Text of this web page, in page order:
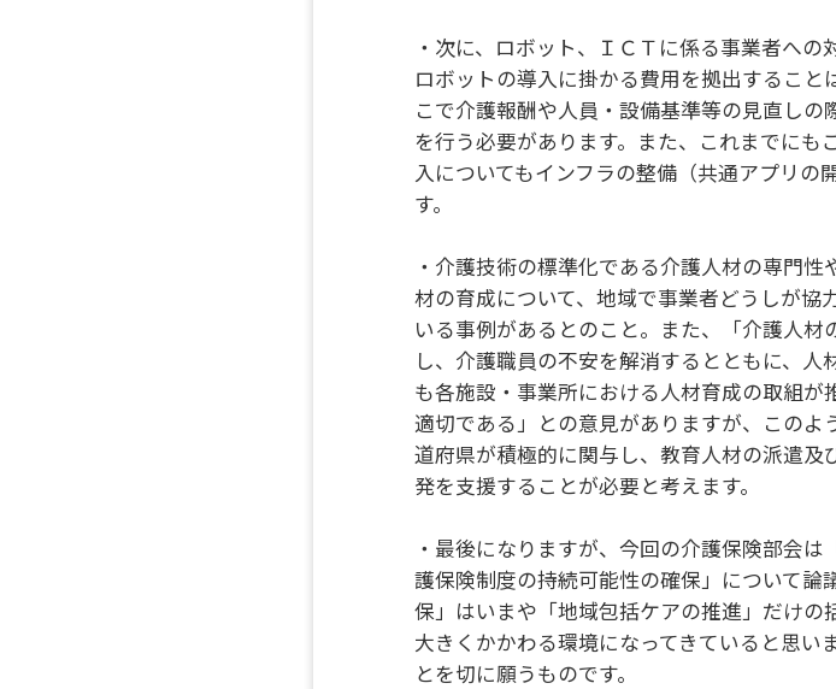
・次に、ロボット、ＩＣＴに係る事業者へ
ロボットの導入に掛かる費用を拠出すること
こで介護報酬や人員・設備基準等の見直し
を行う必要があります。また、これまでに
入についてもインフラの整備（共通アプリの
す。
・介護技術の標準化である介護人材の専門
材の育成について、地域で事業者どうしが協
いる事例があるとのこと。また、「介護人
し、介護職員の不安を解消するとともに、
も各施設・事業所における人材育成の取組
適切である」との意見がありますが、この
道府県が積極的に関与し、教育人材の派遣
発を支援することが必要と考えます。
・最後になりますが、今回の介護保険部会
護保険制度の持続可能性の確保」について
保」はいまや「地域包括ケアの推進」だけ
大きくかかわる環境になってきていると思い
とを切に願うものです。